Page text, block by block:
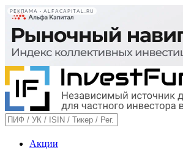
РЕКЛАМА • ALFACAPITAL.RU
Акции